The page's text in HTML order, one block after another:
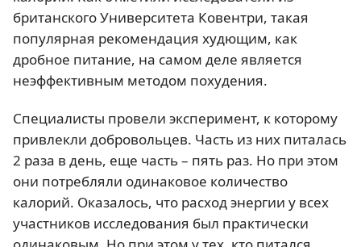
британского Университета Ковентри, такая
популярная рекомендация худющим, как
дробное питание, на самом деле является
неэффективным методом похудения.
Специалисты провели эксперимент, к которому
привлекли добровольцев. Часть из них питалась
2 раза в день, еще часть – пять раз. Но при этом
они потребляли одинаковое количество
калорий. Оказалось, что расход энергии у всех
участников исследования был практически